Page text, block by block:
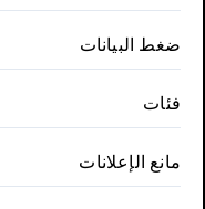
ضغط البيانات
فئات
مانع الإعلانات